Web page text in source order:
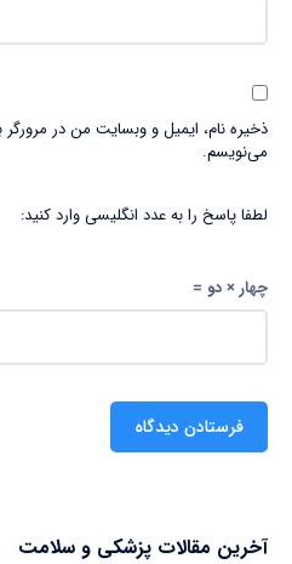
ذخیره نام، ایمیل و وبسایت من در مرورگر
می‌نویسم.
لطفا پاسخ را به عدد انگلیسی وارد کنید:
چهار × دو =
آخرین مقالات پزشکی و سلامت